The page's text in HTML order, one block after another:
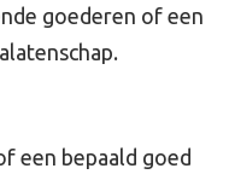
goederen of een
een bepaald goed